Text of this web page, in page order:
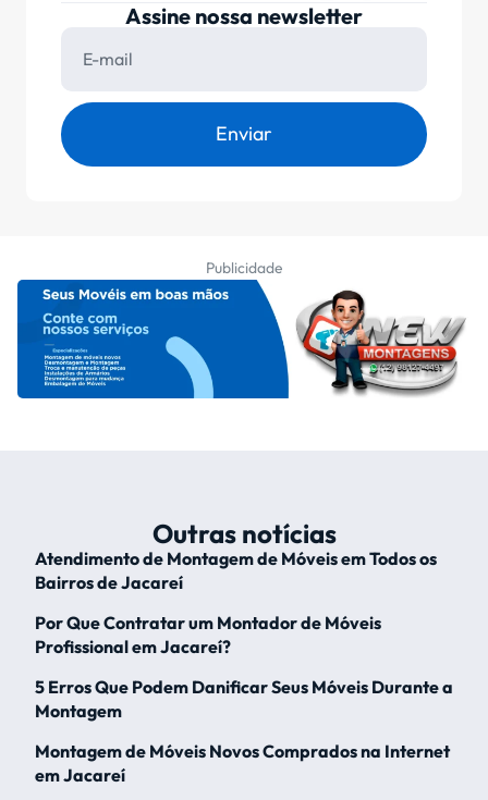
Assine nossa newsletter
Enviar
Publicidade
Outras notícias
Atendimento de Montagem de Móveis em Todos os
Bairros de Jacareí
Por Que Contratar um Montador de Móveis
Profissional em Jacareí?
5 Erros Que Podem Danificar Seus Móveis Durante a
Montagem
Montagem de Móveis Novos Comprados na Internet
em Jacareí